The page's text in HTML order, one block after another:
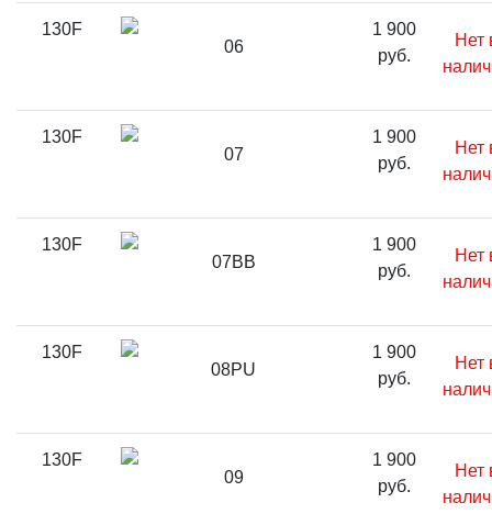
130F
06
1 900
руб.
Нет
130F
07
1 900
руб.
Нет
130F
07BB
1 900
руб.
Нет
130F
08PU
1 900
руб.
Нет
130F
09
1 900
руб.
Нет